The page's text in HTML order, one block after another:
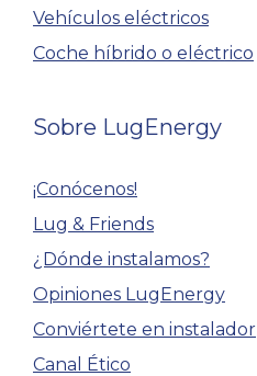
Vehículos eléctricos
Coche híbrido o eléctrico
Sobre LugEnergy
¡Conócenos!
Lug & Friends
¿Dónde instalamos?
Opiniones LugEnergy
Conviértete en instalador
Canal Ético